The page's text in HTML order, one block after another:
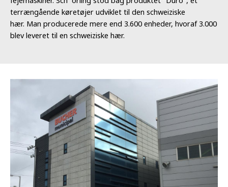
terrængående køretøjer udviklet til den schweiziske
hær. Man producerede mere end 3.600 enheder, hvoraf 3.000
blev leveret til en schweiziske hær.